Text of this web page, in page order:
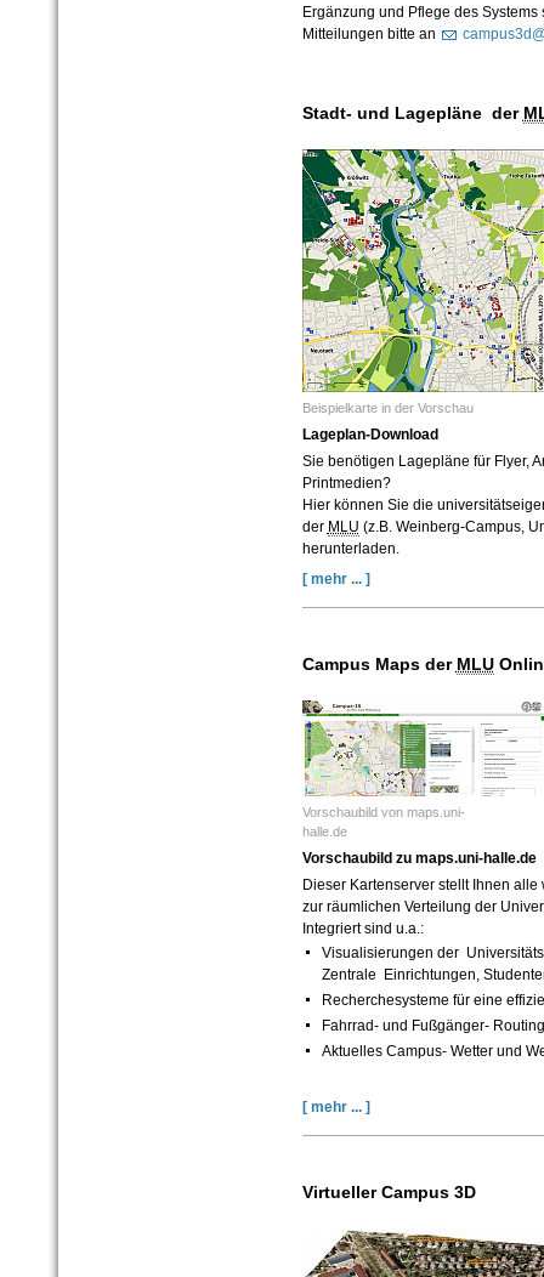
Ergänzung und Pflege des
Mitteilungen bitte an
Stadt- und Lagepläne der
Beispielkarte in der Vorschau
Lageplan-Download
Sie benötigen Lagepläne für Flyer,
Printmedien?
Hier können Sie die
der MLU (z.B. Weinberg-Campus,
herunterladen.
[ mehr ... ]
Campus Maps der MLU
Vorschaubild von maps.uni-
halle.de
Vorschaubild zu maps.uni-halle.de
Dieser Kartenserver stellt Ihnen
zur räumlichen Verteilung der
Integriert sind u.a.:
Visualisierungen der
Zentrale Einrichtungen,
Recherchesysteme für eine
Fahrrad- und Fußgänger-
Aktuelles Campus- Wetter und
[ mehr ... ]
Virtueller Campus 3D